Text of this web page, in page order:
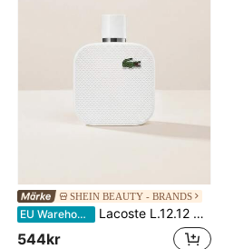
SHEIN BEAUTY - BRANDS
EU Warehouse Lacoste L.12.12 Blanc Eau de Toilette 100 ml
544kr